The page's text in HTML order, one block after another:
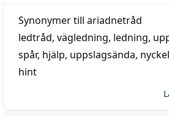
Synonymer till ariadnetråd
ledtråd, vägledning, ledning,
spår, hjälp, uppslagsända,
hint